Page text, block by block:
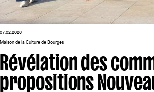
07.02.2026
Maison de la Culture de Bourges
Révélation des
propositions